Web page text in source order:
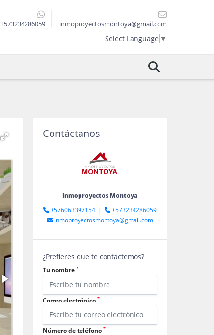
+573234286059 inmoproyectosmontoya@gmail.com
Select Language ▼
Contáctanos
Inmoproyectos Montoya
+576063397154 |
+573234286059
inmoproyectosmontoya@gmail.com
¿Prefieres que te contactemos?
Tu nombre *
Correo electrónico *
Número de teléfono *